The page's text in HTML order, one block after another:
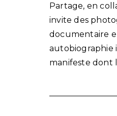
Partage, en
invite des
documentaire
autobiographie
manifeste dont